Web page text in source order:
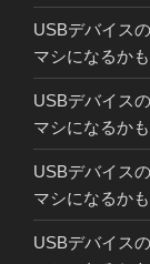
USBデバイス
マシになるかも
USBデバイス
マシになるかも
USBデバイス
マシになるかも
USBデバイス